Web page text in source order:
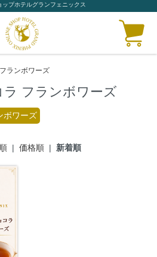
ップホテルグランフェニックス
ランボワーズ
フランボワーズ
ボワーズ
| 価格順 | 新着順